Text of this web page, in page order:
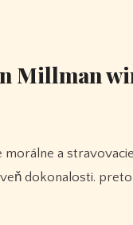
Millman
dokonalosti.